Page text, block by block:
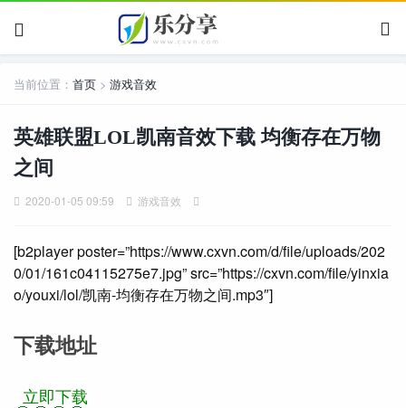
当前位置： 首页 > 游戏音效
英雄联盟LOL凯南音效下载 均衡存在万物
之间
2020-01-05 09:59 游戏音效
[b2player poster=”https://www.cxvn.com/d/file/uploads/202
0/01/161c04115275e7.jpg” src=”https://cxvn.com/file/yinxia
o/youxi/lol/凯南-均衡存在万物之间.mp3″]
下载地址
立即下载